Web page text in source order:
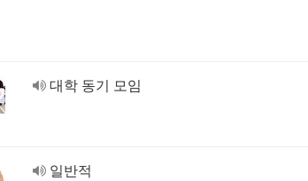
대학 동기 모임
일반적